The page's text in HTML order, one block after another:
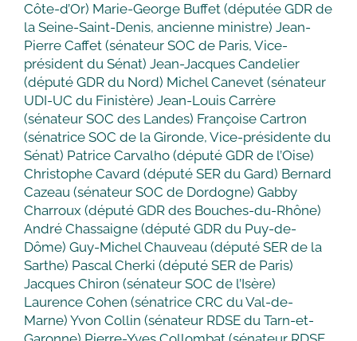
Côte-d’Or) Marie-George Buffet (députée GDR de
la Seine-Saint-Denis, ancienne ministre) Jean-
Pierre Caffet (sénateur SOC de Paris, Vice-
président du Sénat) Jean-Jacques Candelier
(député GDR du Nord) Michel Canevet (sénateur
UDI-UC du Finistère) Jean-Louis Carrère
(sénateur SOC des Landes) Françoise Cartron
(sénatrice SOC de la Gironde, Vice-présidente du
Sénat) Patrice Carvalho (député GDR de l’Oise)
Christophe Cavard (député SER du Gard) Bernard
Cazeau (sénateur SOC de Dordogne) Gabby
Charroux (député GDR des Bouches-du-Rhône)
André Chassaigne (député GDR du Puy-de-
Dôme) Guy-Michel Chauveau (député SER de la
Sarthe) Pascal Cherki (député SER de Paris)
Jacques Chiron (sénateur SOC de l’Isère)
Laurence Cohen (sénatrice CRC du Val-de-
Marne) Yvon Collin (sénateur RDSE du Tarn-et-